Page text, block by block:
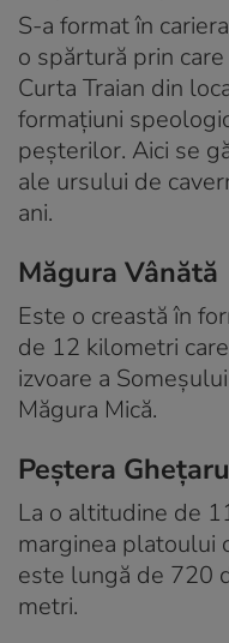
S-a format în
o spărtură prin
Curta Traian din
formațiuni
peșterilor. Aici se
ale ursului de
ani.
Măgura Vânătă
Este o creastă în
de 12 kilometri
izvoare a
Măgura Mică.
Peștera
La o altitudine de
marginea platoului
este lungă de 720
metri.